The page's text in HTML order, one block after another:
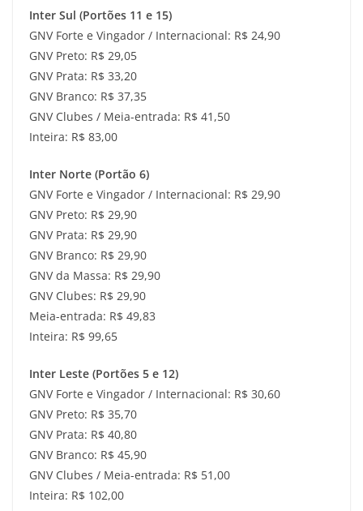
Inter Sul (Portões 11 e 15)
GNV Forte e Vingador / Internacional: R$ 24,90
GNV Preto: R$ 29,05
GNV Prata: R$ 33,20
GNV Branco: R$ 37,35
GNV Clubes / Meia-entrada: R$ 41,50
Inteira: R$ 83,00
Inter Norte (Portão 6)
GNV Forte e Vingador / Internacional: R$ 29,90
GNV Preto: R$ 29,90
GNV Prata: R$ 29,90
GNV Branco: R$ 29,90
GNV da Massa: R$ 29,90
GNV Clubes: R$ 29,90
Meia-entrada: R$ 49,83
Inteira: R$ 99,65
Inter Leste (Portões 5 e 12)
GNV Forte e Vingador / Internacional: R$ 30,60
GNV Preto: R$ 35,70
GNV Prata: R$ 40,80
GNV Branco: R$ 45,90
GNV Clubes / Meia-entrada: R$ 51,00
Inteira: R$ 102,00